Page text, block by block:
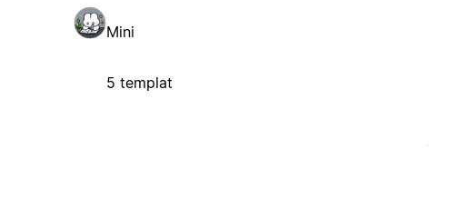
Mini
5 templat